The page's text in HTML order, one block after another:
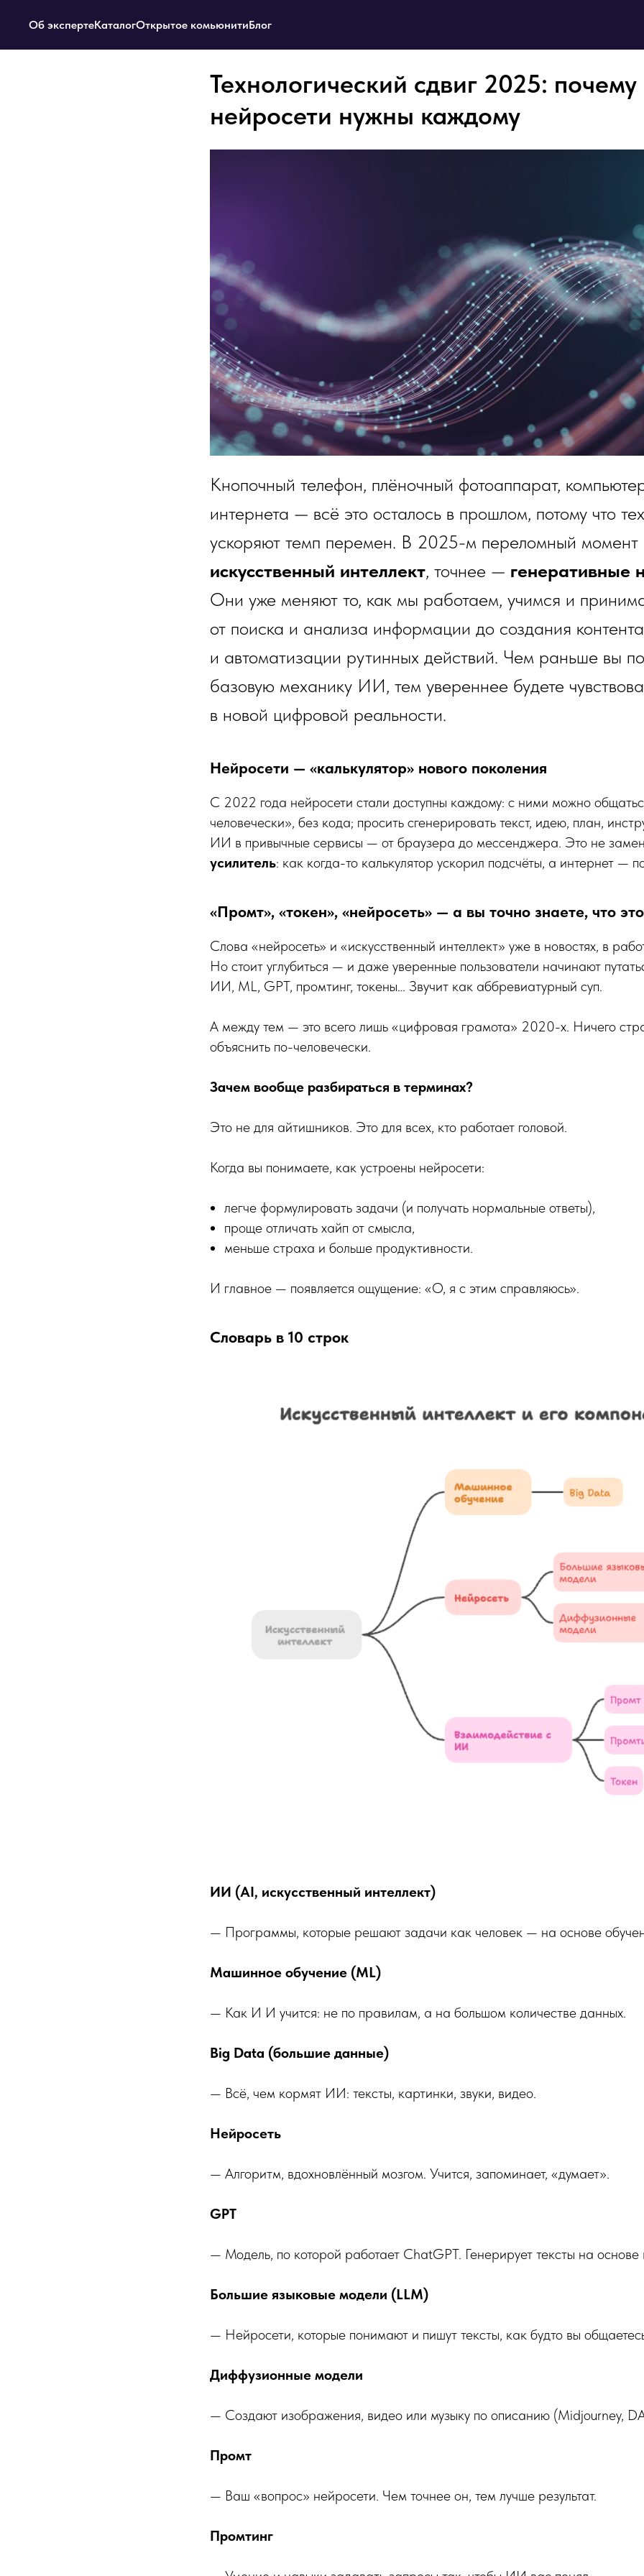
Об экспертеКаталогОткрытое комьюнитиБлог
Технологический сдвиг 2025: почему
нейросети нужны каждому
Кнопочный телефон, плёночный фотоаппарат,
интернета — всё это осталось в прошлом, потому что
ускоряют темп перемен. В 2025-м переломный момент
искусственный интеллект, точнее — генеративные
Они уже меняют то, как мы работаем, учимся и
от поиска и анализа информации до создания контента
и автоматизации рутинных действий. Чем раньше вы
базовую механику ИИ, тем увереннее будете
в новой цифровой реальности.
Нейросети — «калькулятор» нового поколения
С 2022 года нейросети стали доступны каждому: с ними можно
человечески», без кода; просить сгенерировать текст, идею, план,
ИИ в привычные сервисы — от браузера до мессенджера. Это не
усилитель: как когда-то калькулятор ускорил подсчёты, а интернет —
«Промт», «токен», «нейросеть» — а вы точно знаете, что
Слова «нейросеть» и «искусственный интеллект» уже в новостях, в
Но стоит углубиться — и даже уверенные пользователи начинают
ИИ, ML, GPT, промтинг, токены… Звучит как аббревиатурный суп.
А между тем — это всего лишь «цифровая грамота» 2020-х. Ничего
объяснить по-человечески.
Зачем вообще разбираться в терминах?
Это не для айтишников. Это для всех, кто работает головой.
Когда вы понимаете, как устроены нейросети:
легче формулировать задачи (и получать нормальные ответы),
проще отличать хайп от смысла,
меньше страха и больше продуктивности.
И главное — появляется ощущение: «О, я с этим справляюсь».
Словарь в 10 строк
ИИ (AI, искусственный интеллект)
— Программы, которые решают задачи как человек — на основе
Машинное обучение (ML)
— Как И И учится: не по правилам, а на большом количестве данных.
Big Data (большие данные)
— Всё, чем кормят ИИ: тексты, картинки, звуки, видео.
Нейросеть
— Алгоритм, вдохновлённый мозгом. Учится, запоминает, «думает».
GPT
— Модель, по которой работает ChatGPT. Генерирует тексты на
Большие языковые модели (LLM)
— Нейросети, которые понимают и пишут тексты, как будто вы
Диффузионные модели
— Создают изображения, видео или музыку по описанию (Midjourney,
Промт
— Ваш «вопрос» нейросети. Чем точнее он, тем лучше результат.
Промтинг